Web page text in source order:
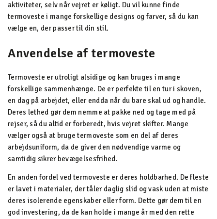
aktiviteter, selv når vejret er køligt. Du vil kunne finde
termoveste i mange forskellige designs og farver, så du kan
vælge en, der passer til din stil.
Anvendelse af termoveste
Termoveste er utroligt alsidige og kan bruges i mange
forskellige sammenhænge. De er perfekte til en tur i skoven,
en dag på arbejdet, eller endda når du bare skal ud og handle.
Deres lethed gør dem nemme at pakke ned og tage med på
rejser, så du altid er forberedt, hvis vejret skifter. Mange
vælger også at bruge termoveste som en del af deres
arbejdsuniform, da de giver den nødvendige varme og
samtidig sikrer bevægelsesfrihed.
En anden fordel ved termoveste er deres holdbarhed. De fleste
er lavet i materialer, der tåler daglig slid og vask uden at miste
deres isolerende egenskaber eller form. Dette gør dem til en
god investering, da de kan holde i mange år med den rette